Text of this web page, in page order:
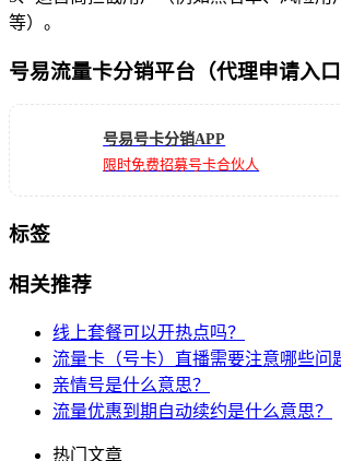
等）。
号易流量卡分销平台（代理申请入口
号易号卡分销APP
限时免费招募号卡合伙人
标签
相关推荐
线上套餐可以开热点吗？
流量卡（号卡）直播需要注意哪些问
亲情号是什么意思？
流量优惠到期自动续约是什么意思？
热门文章